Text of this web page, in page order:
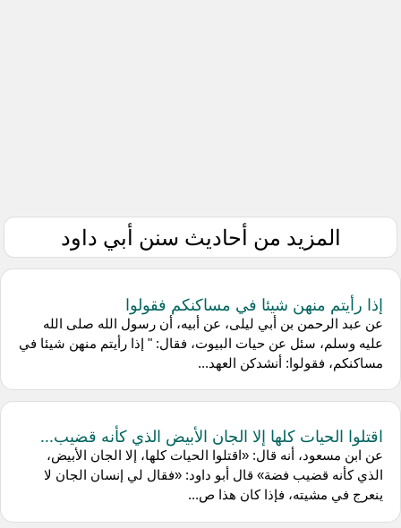
المزيد من أحاديث سنن أبي داود
إذا رأيتم منهن شيئا في مساكنكم فقولوا
عن عبد الرحمن بن أبي ليلى، عن أبيه، أن رسول الله صلى الله
عليه وسلم، سئل عن حيات البيوت، فقال: " إذا رأيتم منهن شيئا في
مساكنكم، فقولوا: أنشدكن العهد...
اقتلوا الحيات كلها إلا الجان الأبيض الذي كأنه قضيب...
عن ابن مسعود، أنه قال: «اقتلوا الحيات كلها، إلا الجان الأبيض،
الذي كأنه قضيب فضة» قال أبو داود: «فقال لي إنسان الجان لا
ينعرج في مشيته، فإذا كان هذا ص...